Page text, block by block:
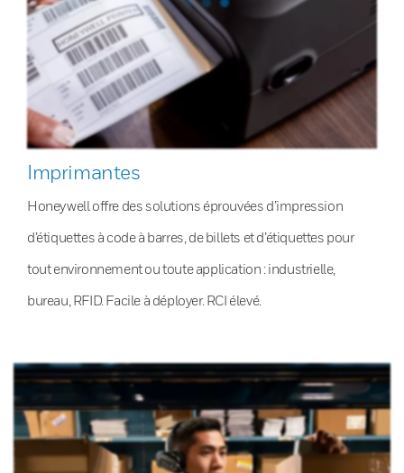
Imprimantes
Honeywell offre des solutions éprouvées d’impression
d’étiquettes à code à barres, de billets et d’étiquettes pour
tout environnement ou toute application : industrielle,
bureau, RFID. Facile à déployer. RCI élevé.